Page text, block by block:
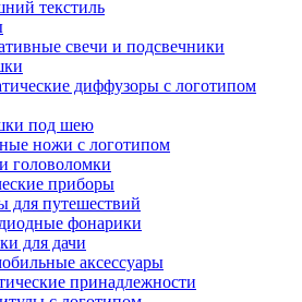
текстиль
свечи и подсвечники
диффузоры с логотипом
под шею
ножи с логотипом
головоломки
приборы
для путешествий
фонарики
для дачи
аксессуары
принадлежности